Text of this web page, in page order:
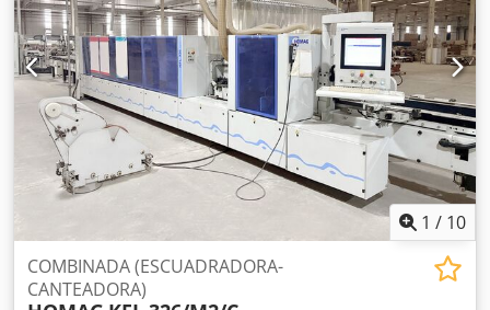
1 / 10
COMBINADA (ESCUADRADORA-
CANTEADORA)